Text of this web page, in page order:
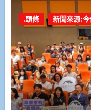
.頭條 新聞來源: